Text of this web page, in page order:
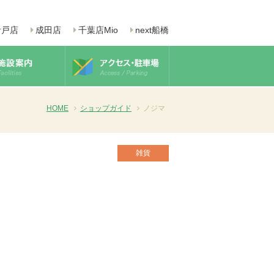
next船橋
千葉店Mio
成田店
店
HOME ショップガイド ノジマ
雑貨